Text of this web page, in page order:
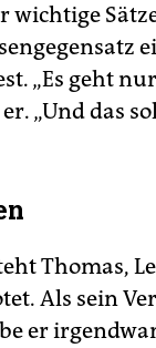
wichtige
„Es geht
„Und das
Thomas,
Als sein
er